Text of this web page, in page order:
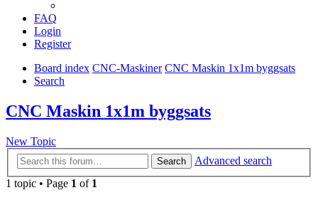
FAQ
Login
Register
Board index CNC-Maskiner CNC Maskin 1x1m byggsats
Search
CNC Maskin 1x1m byggsats
New Topic
Search
Advanced search
1 topic • Page 1 of 1